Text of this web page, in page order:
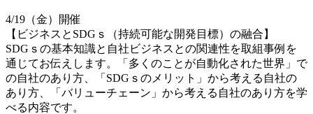
4/19（金）開催
【ビジネスとSDGｓ（持続可能な開発目標）の融合】
SDGｓの基本知識と自社ビジネスとの関連性を取組事例を
通じてお伝えします。「多くのことが自動化された世界」で
の自社のあり方、「SDGｓのメリット」から考える自社の
あり方、「バリューチェーン」から考える自社のあり方を学
べる内容です。